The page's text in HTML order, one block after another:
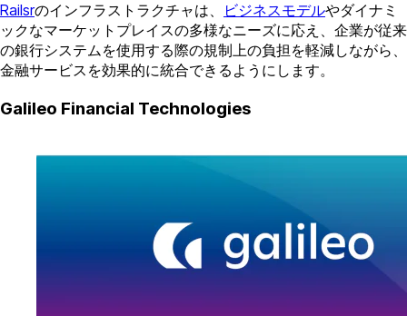
Railsrのインフラストラクチャは、 ビジネスモデルやダイナミ
ックなマーケットプレイスの多様なニーズに応え、企業が従来
の銀行システムを使用する際の規制上の負担を軽減しながら、
金融サービスを効果的に統合できるようにします。
Galileo Financial Technologies